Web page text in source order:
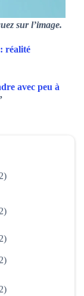
sur l’image.
réalité
avec peu à